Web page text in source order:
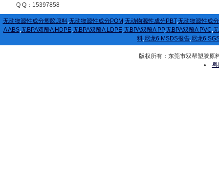
Q Q：15397858
无动物源性成分塑胶原料,无动物源性成分POM ,无动物源性成分PBT,无动物源性成
A ABS,无BPA双酚A HDPE,无BPA双酚A LDPE,无BPA双酚A PP,无BPA双酚A PVC,
料,尼龙6 MSDS报告,尼龙6
版权所有：东莞市双帮塑胶